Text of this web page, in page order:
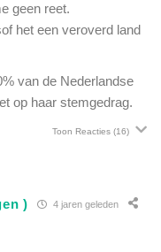
geen reet.
het een veroverd land
van de Nederlandse
op haar stemgedrag.
Toon Reacties (16)
) 4 jaren geleden